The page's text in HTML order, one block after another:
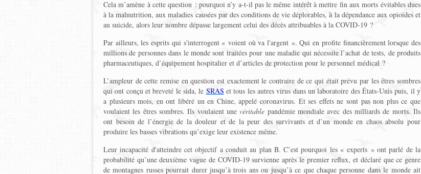
Cela m’amène à cette question : pourquoi n’y a-t-il pas le même intérêt à mettre fin aux morts évitables dues
à la malnutrition, aux maladies causées par des conditions de vie déplorables, à la dépendance aux opioïdes et
au suicide, alors leur nombre dépasse largement celui des décès attribuables à la COVID-19 ?
Par ailleurs, les esprits qui s'interrogent « voient où va l'argent ». Qui en profite financièrement lorsque des
millions de personnes dans le monde sont traitées pour une maladie qui nécessite l’achat de tests, de produits
pharmaceutiques, d’équipement hospitalier et d’articles de protection pour le personnel médical ?
L’ampleur de cette remise en question est exactement le contraire de ce qui était prévu par les êtres sombres
qui ont conçu et breveté le sida, le SRAS et tous les autres virus dans un laboratoire des États-Unis puis, il y
a plusieurs mois, en ont libéré un en Chine, appelé coronavirus. Et ses effets ne sont pas non plus ce que
voulaient les êtres sombres. Ils voulaient unevéritable pandémie mondiale avec des milliards de morts. Ils
ont besoin de l’énergie de la douleur et de la peur des survivants et d’un monde en chaos absolu pour
produire les basses vibrations qu’exige leur existence même.
Leur incapacité d'atteindre cet objectif a conduit au plan B. C’est pourquoi les « experts » ont parlé de la
probabilité qu’une deuxième vague de COVID-19 survienne après le premier reflux, et déclaré que ce genre
de montagnes russes pourrait durer jusqu’à trois ans ou jusqu’à ce que chaque personne dans le monde ait